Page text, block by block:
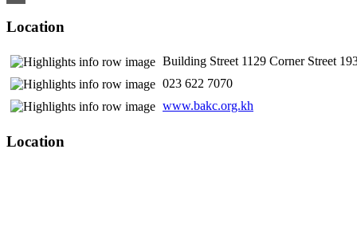
Location
Building Street 1129 Corner Street
​ 023 622 7070
www.bakc.org.kh
Location